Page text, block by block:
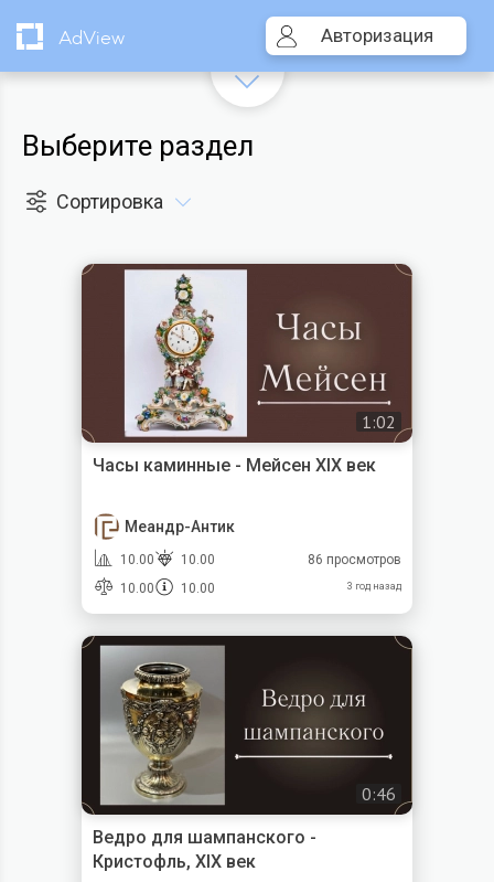
AdView Авторизация
Выберите раздел
Сортировка
1:02
Часы каминные - Мейсен XIX век
Меандр-Антик
10.00
10.00
10.00
10.00
86 просмотров
3 год назад
0:46
Ведро для шампанского -
Кристофль, XIX век